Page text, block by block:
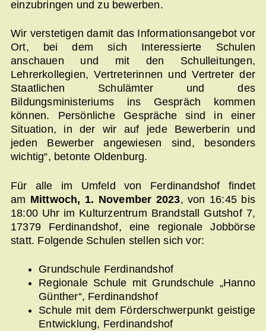
einzubringen und zu bewerben.
Wir verstetigen damit das Informationsangebot vor
Ort, bei dem sich Interessierte Schulen
anschauen und mit den Schulleitungen,
Lehrerkollegien, Vertreterinnen und Vertreter der
Staatlichen Schulämter und des
Bildungsministeriums ins Gespräch kommen
können. Persönliche Gespräche sind in einer
Situation, in der wir auf jede Bewerberin und
jeden Bewerber angewiesen sind, besonders
wichtig“, betonte Oldenburg.
Für alle im Umfeld von Ferdinandshof findet
am Mittwoch, 1. November 2023, von 16:45 bis
18:00 Uhr im Kulturzentrum Brandstall Gutshof 7,
17379 Ferdinandshof, eine regionale Jobbörse
statt. Folgende Schulen stellen sich vor:
Grundschule Ferdinandshof
Regionale Schule mit Grundschule „Hanno
Günther“, Ferdinandshof
Schule mit dem Förderschwerpunkt geistige
Entwicklung, Ferdinandshof